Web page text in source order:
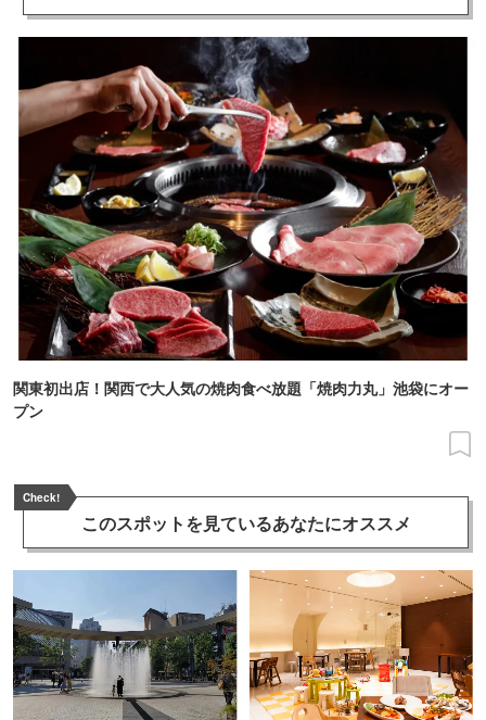
関東初出店！関西で大人気の焼肉食べ放題「焼肉力丸」池袋にオー
プン
Check!
このスポットを見ているあなたにオススメ